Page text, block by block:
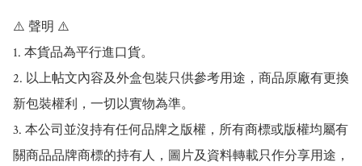
⚠️ 聲明 ⚠️
1. 本貨品為平行進口貨。
2. 以上帖文內容及外盒包裝只供參考用途，商品原廠有更換
新包裝權利，一切以實物為準。
3. 本公司並沒持有任何品牌之版權，所有商標或版權均屬有
關商品品牌商標的持有人，圖片及資料轉載只作分享用途，